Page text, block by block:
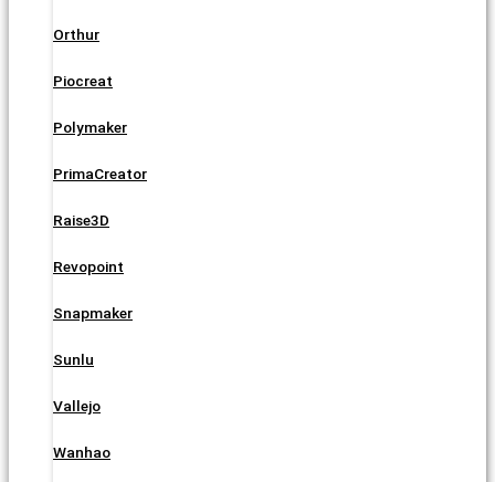
Orthur
Piocreat
Polymaker
PrimaCreator
Raise3D
Revopoint
Snapmaker
Sunlu
Vallejo
Wanhao